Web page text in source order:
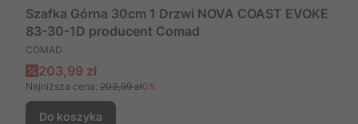
Szafka Górna 30cm 1 Drzwi NOVA COAST EVOKE
83-30-1D producent Comad
PRODUCENT
COMAD
Cena promocyjna
203,99 zł
Najniższa cena: 203,99 zł0%
Do koszyka